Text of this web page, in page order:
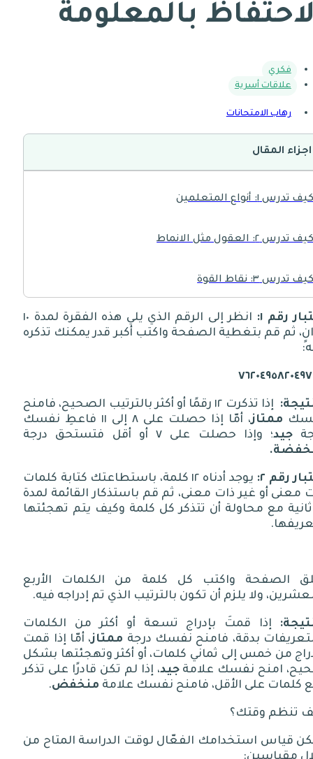
بالمعلومة
فكري
علاقات أسرية
رهاب الامتحانات
اجزاء المقال
تدرس ١: أنواع المتعلمين
تدرس ٢: العقول مثل الانماط
تدرس ٣: نقاط القوة
تدرس ٥: الوقت الكافي للدراسة
تدرس ٧: الدافع والمحفز الجوهري والخارجي
تدرس ٨: ثلاث طرق رائعة للتنظيم الفائق
تدرس ٩: متى يجب أن تدرس
تدرس ١٠ : كيف تستعد لأي حصة دراسية
رقم انظر إلى الرقم الذي يلي هذه الفقرة لمدة
ثم قم بتغطية الصفحة واكتب أكبر قدر يمكنك تذكره
:
: إذا تذكرت
رقمًا أو أكثر بالترتيب الصحيح، فامنح
ممتاز، أمّا إذا حصلت على إلى
فاعطِ نفسك
جيد؛ وإذا حصلت على
أو أقل فتستحق درجة
.
رقم يوجد أدناه
كلمة، باستطاعتك كتابة كلمات
معنى أو غير ذات معنى، ثم قم باستذكار القائمة لمدة
ثانية مع محاولة أن تتذكر كل كلمة وكيف يتم تهجئتها
.
الصفحة واكتب كل كلمة من الكلمات الأربع
ولا يلزم أن تكون بالترتيب الذي تم إدراجه فيه.
:
إذا قمتَ بإدراج تسعة أو أكثر من الكلمات
بدقة، فامنح نفسك درجة ممتاز، أمّا إذا قمت
من خمس إلى ثماني كلمات، أو أكثر وتهجئتها بشكل
امنح نفسك علامةجيد، إذا لم تكن قادرًا على تذكر
كلمات على الأقل، فامنح نفسك علامة منخفض.
تنظم وقتك؟
قياس استخدامك الفعّال لوقت الدراسة المتاح من